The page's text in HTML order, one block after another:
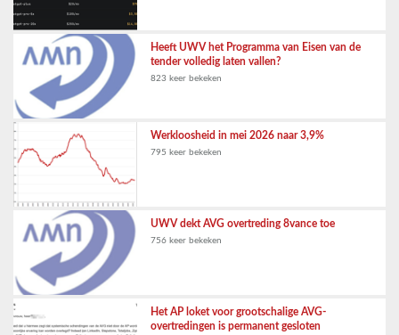
Heeft UWV het Programma van Eisen van de
tender volledig laten vallen?
823 keer bekeken
Werkloosheid in mei 2026 naar 3,9%
795 keer bekeken
UWV dekt AVG overtreding 8vance toe
756 keer bekeken
Het AP loket voor grootschalige AVG-
overtredingen is permanent gesloten